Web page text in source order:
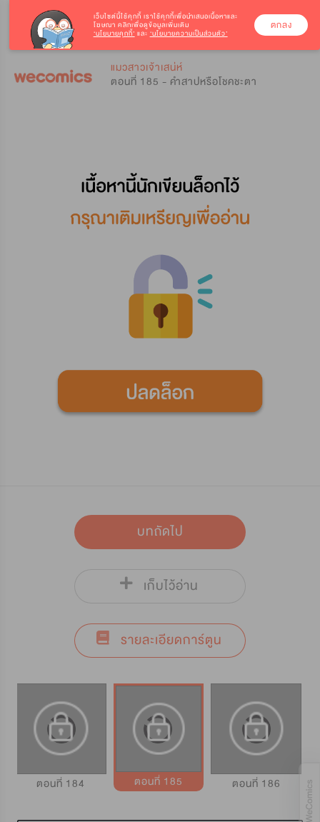
แมวสาวเจ้าเสน่ห์
ตอนที่ 185 - คำสาปหรือโชคชะตา
บทถัดไป
เก็บไว้อ่าน
รายละเอียดการ์ตูน
ตอนที่ 184 ตอนที่ 185 ตอนที่ 186
เว็บไซต์นี้ใช้คุกกี้ เราใช้คุกกี้เพื่อนำเสนอเนื้อหาและ
โฆษณา คลิกเพื่อดูข้อมูลเพิ่มเติม
‘นโยบายคุกกี้’ และ ‘นโยบายความเป็นส่วนตัว’
ตกลง